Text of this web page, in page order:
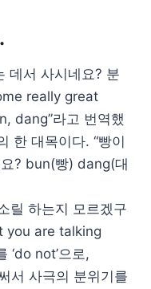
데서 사시네요? 분
really great
dang”라고 번역했
한 대목이다. “빵이
? bun(빵) dang(대
릴 하는지 모르겠구
you are talking
‘do not’으로,
써서 사극의 분위기를